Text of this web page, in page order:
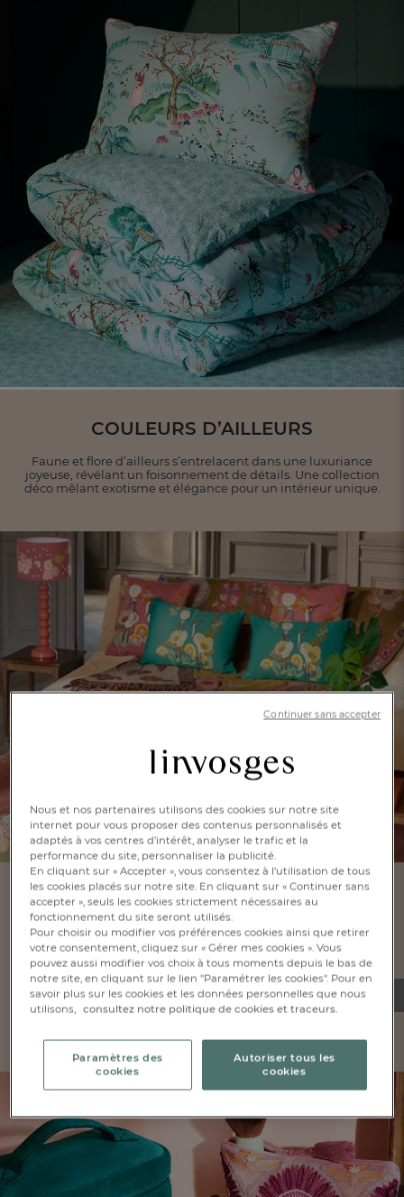
COULEURS D’AILLEURS
Faune et flore d’ailleurs s’entrelacent dans une luxuriance
joyeuse, révélant un foisonnement de détails. Une collection
déco mêlant exotisme et élégance pour un intérieur unique.
Interpretation -
Abat-jour brodé
Taille unique
Taille unique
CHF. 64.- ALERTE DE RETOUR EN STOCK
Nous et nos partenaires utilisons des cookies sur notre site
internet pour vous proposer des contenus personnalisés et
adaptés à vos centres d’intérêt, analyser le trafic et la
performance du site, personnaliser la publicité.
En cliquant sur « Accepter », vous consentez à l'utilisation de tous
les cookies placés sur notre site. En cliquant sur « Continuer sans
accepter », seuls les cookies strictement nécessaires au
fonctionnement du site seront utilisés.
Pour choisir ou modifier vos préférences cookies ainsi que retirer
votre consentement, cliquez sur « Gérer mes cookies ». Vous
pouvez aussi modifier vos choix à tous moments depuis le bas de
notre site, en cliquant sur le lien "Paramétrer les cookies". Pour en
savoir plus sur les cookies et les données personnelles que nous
utilisons, consultez notre politique de cookies et traceurs.
Paramètres des
cookies
Autoriser tous les
cookies
Continuer sans accepter